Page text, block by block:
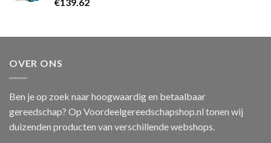
OVER ONS
Ben je op zoek naar hoogwaardig en betaalbaar
gereedschap? Op Voordeelgereedschapshop.nl tonen wij
duizenden producten van verschillende webshops.